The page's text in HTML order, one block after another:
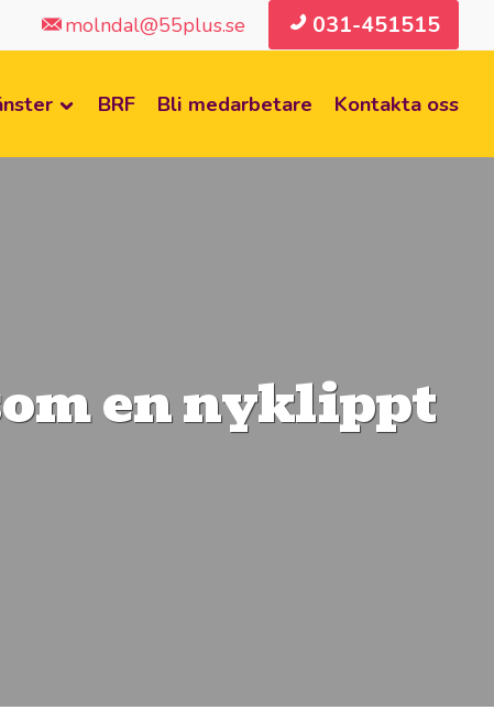
molndal@55plus.se 031-451515
BRF Bli medarbetare Kontakta oss
en nyklippt